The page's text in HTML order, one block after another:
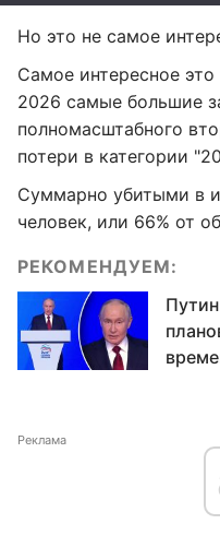
Но это не самое
Самое интересное
2026 самые большие
полномасштабного
потери в категории
Суммарно убитыми в
человек, или 66% от
РЕКОМЕНДУЕМ:
Реклама